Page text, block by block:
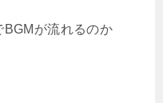
が流れるのか